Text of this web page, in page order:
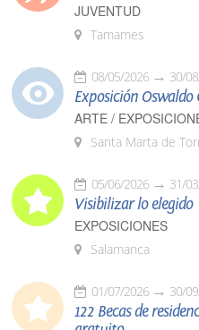
JUVENTUD
Tamames
08/05/2026 30/
Exposición Oswaldo
ARTE /
Santa Marta de
05/06/2026 31/
Visibilizar lo elegido
EXPOSICIONES
Salamanca
01/07/2026 30/
122 Becas de